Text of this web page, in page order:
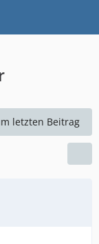
letzten Beitrag